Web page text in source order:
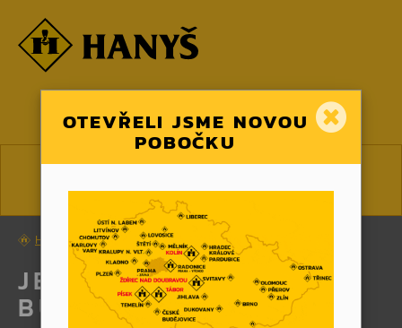
HANYS.CZ KONTAKT JEŘÁBY ČESKÉ BUDĚJOVICE
JEŘÁBY ČESKÉ
BUDĚJOVICE
OTEVŘELI JSME NOVOU
POBOČKU